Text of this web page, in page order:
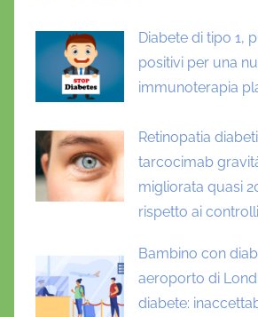
Diabete di tipo 1,
positivi per una
immunoterapia
Retinopatia
tarcocimab
migliorata quasi
rispetto ai controlli
Bambino con
aeroporto di
diabete: